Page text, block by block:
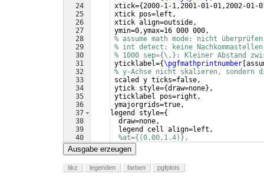
24
25
26
27
28
29
30
31
32
33
34
35
36
37
38
39
40
41
xtick={2000-1-1,2001-01-01,2002-01-
xtick pos=left,
xtick align=outside,
ymin=0,ymax=16 000 000,
% assume math mode: nicht
% int detect: keine
% 1000 sep={\,}: Kleiner Abstand
yticklabel={\pgfmathprintnumber
% y-Achse nicht skalieren, sondern
scaled y ticks=false,
ytick style={draw=none} ,
yticklabel pos=right,
ymajorgrids=true,
    legend style=
{
  draw=none,
  legend cell align=left,
%at={(0.00,1.4)},
  at=
{(
Ausgabe erzeugen
tikz legenden farben pgfplots